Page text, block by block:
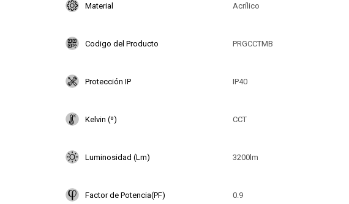
Material Acrílico
Codigo del Producto PRGCCTMB
Protección IP IP40
Kelvin (º) CCT
Luminosidad (Lm) 3200lm
Factor de Potencia(PF) 0.9